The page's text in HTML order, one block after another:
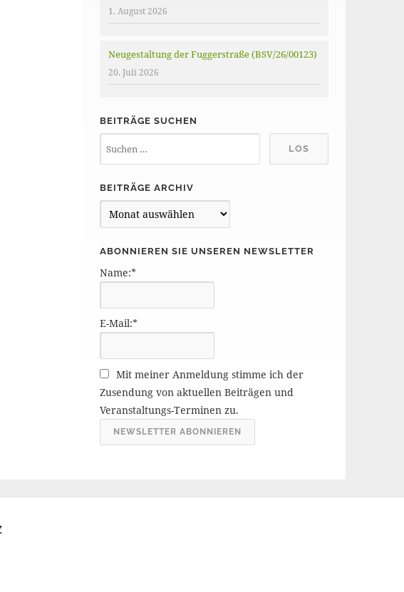
1. August 2026
Neugestaltung der Fuggerstraße (BSV/26/00123)
20. Juli 2026
BEITRÄGE SUCHEN
BEITRÄGE ARCHIV
e
r
e
r
c
h
i
ABONNIEREN SIE UNSEREN NEWSLETTER
Name:*
E-Mail:*
Mit meiner Anmeldung stimme ich der
Zusendung von aktuellen Beiträgen und
Veranstaltungs-Terminen zu.